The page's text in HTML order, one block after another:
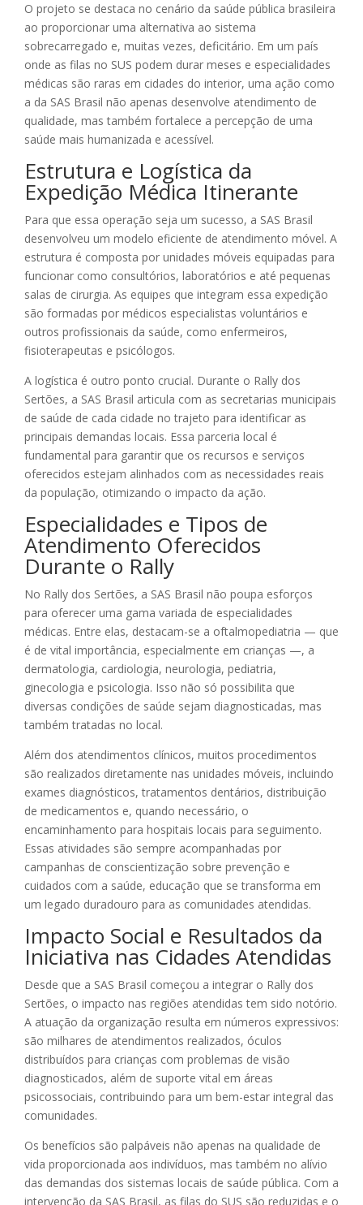
O projeto se destaca no cenário da saúde pública brasileira
ao proporcionar uma alternativa ao sistema
sobrecarregado e, muitas vezes, deficitário. Em um país
onde as filas no SUS podem durar meses e especialidades
médicas são raras em cidades do interior, uma ação como
a da SAS Brasil não apenas desenvolve atendimento de
qualidade, mas também fortalece a percepção de uma
saúde mais humanizada e acessível.
Estrutura e Logística da
Expedição Médica Itinerante
Para que essa operação seja um sucesso, a SAS Brasil
desenvolveu um modelo eficiente de atendimento móvel. A
estrutura é composta por unidades móveis equipadas para
funcionar como consultórios, laboratórios e até pequenas
salas de cirurgia. As equipes que integram essa expedição
são formadas por médicos especialistas voluntários e
outros profissionais da saúde, como enfermeiros,
fisioterapeutas e psicólogos.
A logística é outro ponto crucial. Durante o Rally dos
Sertões, a SAS Brasil articula com as secretarias municipais
de saúde de cada cidade no trajeto para identificar as
principais demandas locais. Essa parceria local é
fundamental para garantir que os recursos e serviços
oferecidos estejam alinhados com as necessidades reais
da população, otimizando o impacto da ação.
Especialidades e Tipos de
Atendimento Oferecidos
Durante o Rally
No Rally dos Sertões, a SAS Brasil não poupa esforços
para oferecer uma gama variada de especialidades
médicas. Entre elas, destacam-se a oftalmopediatria — que
é de vital importância, especialmente em crianças —, a
dermatologia, cardiologia, neurologia, pediatria,
ginecologia e psicologia. Isso não só possibilita que
diversas condições de saúde sejam diagnosticadas, mas
também tratadas no local.
Além dos atendimentos clínicos, muitos procedimentos
são realizados diretamente nas unidades móveis, incluindo
exames diagnósticos, tratamentos dentários, distribuição
de medicamentos e, quando necessário, o
encaminhamento para hospitais locais para seguimento.
Essas atividades são sempre acompanhadas por
campanhas de conscientização sobre prevenção e
cuidados com a saúde, educação que se transforma em
um legado duradouro para as comunidades atendidas.
Impacto Social e Resultados da
Iniciativa nas Cidades Atendidas
Desde que a SAS Brasil começou a integrar o Rally dos
Sertões, o impacto nas regiões atendidas tem sido notório.
A atuação da organização resulta em números expressivos:
são milhares de atendimentos realizados, óculos
distribuídos para crianças com problemas de visão
diagnosticados, além de suporte vital em áreas
psicossociais, contribuindo para um bem-estar integral das
comunidades.
Os benefícios são palpáveis não apenas na qualidade de
vida proporcionada aos indivíduos, mas também no alívio
das demandas dos sistemas locais de saúde pública. Com a
intervenção da SAS Brasil, as filas do SUS são reduzidas e o